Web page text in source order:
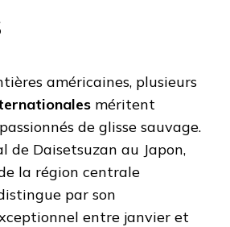
américaines, plusieurs
méritent
de glisse sauvage.
de Daisetsuzan au Japon,
la région centrale
par son
entre janvier et